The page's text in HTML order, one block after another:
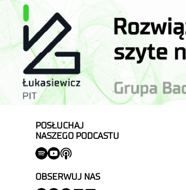
POSŁUCHAJ
NASZEGO PODCASTU
OBSERWUJ NAS